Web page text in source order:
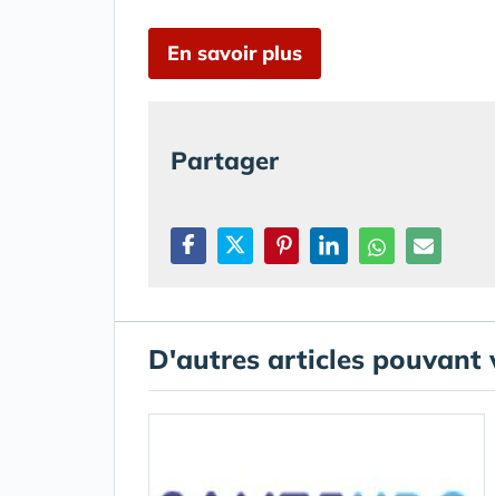
En savoir plus
Partager
D'autres articles pouvant